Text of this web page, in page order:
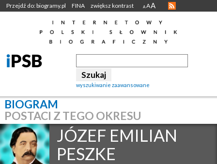
Przejdź do: biogramy.pl FINA zwiększ kontrast A AA
wyszukiwanie zaawansowane
BIOGRAM
POSTACI Z TEGO OKRESU
JÓZEF EMILIAN
PESZKE